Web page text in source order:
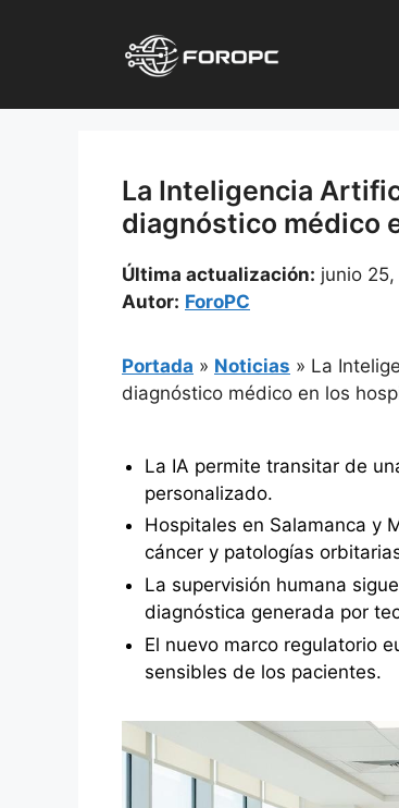
La Inteligencia
diagnóstico médico
Última actualización: junio
Autor: ForoPC
Portada » Noticias » La
diagnóstico médico en los
La IA permite transitar de
personalizado.
Hospitales en Salamanca y
cáncer y patologías
La supervisión humana
diagnóstica generada por
El nuevo marco regulatorio
sensibles de los pacientes.